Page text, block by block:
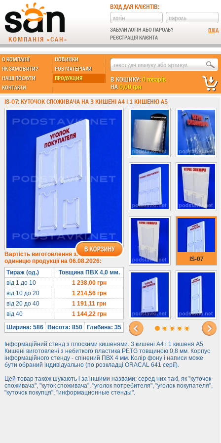
КОМПАНІЯ «САН»
ВХІД ДЛЯ КЛІЄНТІВ:
ЗАБУЛИ ЛОГІН АБО ПАРОЛЬ?
РЕЄСТРАЦІЯ КЛІЄНТА
О КОМПАНІЇ
НОВИНКИ
ЯК ЗАМОВИТИ?
POS МАТЕРІАЛИ
НАШІ ПОСЛУГИ
ПРОДУКЦИЯ
КОНТАКТИ
В КОШИКУ:0 товарів
НА0,00 грн
МЫ ДЕЛАЕМ:
Підставки із пластику
Інформ. стенди
IS-07: КУТОЧОК СПОЖИВАЧА НА 3 КИШЕНІ А4 І 1 КИШЕНЮ А5
Вартість виготовлення за
одиницю продукції на 06.08.2026:
Тираж (од.)
Товщина ПВХ 4,0 мм.
від 1 до 10
1 238,00грн
від 10 до 20
1 214,56грн
від 20 до 40
1 191,11 грн
від 40
1 144,22грн
Ширина: 586
Висота: 850 Глибина: 35
Інформаційний стенд з плоскими кишенями. 3 кишені А4 і 1 кишеня А5.
Кишені виготовлені з небиткого пластика PETG товщиною 0,8 мм. Корпус
інформаційного стенду - спінений ПВХ 4 мм. Колір фону і написи може
бути обраний індивідуально (по розкладці ORACAL 641 серії).
Цей товар також шукають і за іншими назвами; серед них такі, як "куточок
споживача", "куток споживача", "уголок потребителя", "уголок покупателя",
"куточок покупця", "информационные стенды".
IS-07